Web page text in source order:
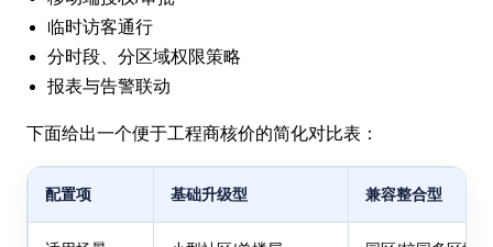
临时访客通行
分时段、分区域权限策略
报表与告警联动
下面给出一个便于工程商核价的简化对比表：
配置项 基础升级型 兼容整合型